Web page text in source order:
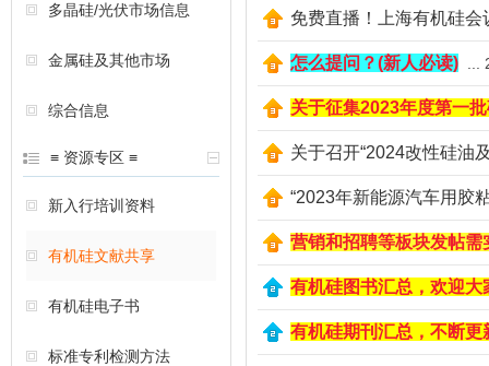
多晶硅/光伏市场信息
金属硅及其他市场
综合信息
≡ 资源专区 ≡
新入行培训资料
有机硅文献共享
有机硅电子书
标准专利检测方法
免费直播！上海有机硅
怎么提问？(新人必读)
关于征集2023年度第一
关于召开“2024改性硅油
“2023年新能源汽车用胶
营销和招聘等板块发帖需
有机硅图书汇总，欢迎大
有机硅期刊汇总，不断更